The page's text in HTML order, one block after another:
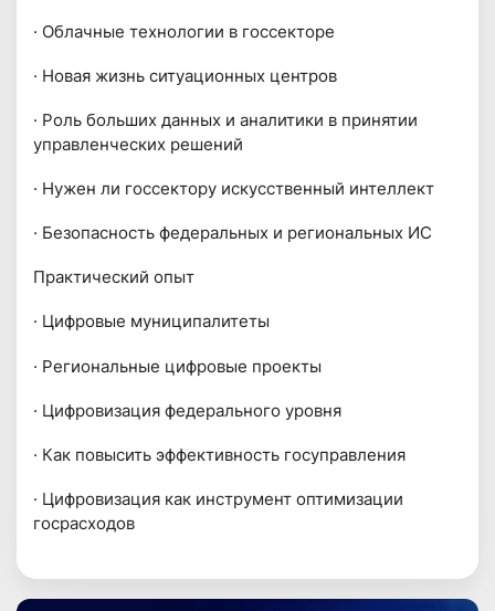
· Облачные технологии в госсекторе
· Новая жизнь ситуационных центров
· Роль больших данных и аналитики в принятии
управленческих решений
· Нужен ли госсектору искусственный интеллект
· Безопасность федеральных и региональных ИС
Практический опыт
· Цифровые муниципалитеты
· Региональные цифровые проекты
· Цифровизация федерального уровня
· Как повысить эффективность госуправления
· Цифровизация как инструмент оптимизации
госрасходов